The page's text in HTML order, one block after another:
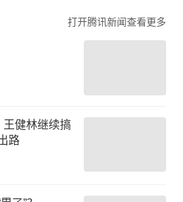
打开腾讯新闻查看更多
王健林继续搞
路